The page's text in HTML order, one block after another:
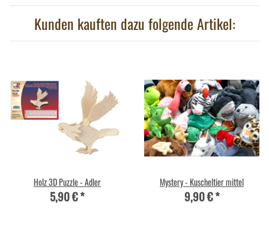
Kunden kauften dazu folgende Artikel:
Holz 3D Puzzle - Adler
5,90 €*
Mystery - Kuscheltier mittel
9,90 €*